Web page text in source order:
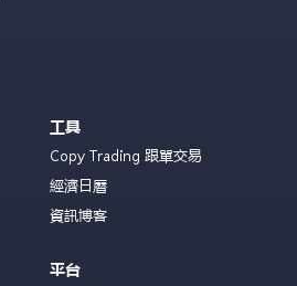
工具
Copy Trading 跟單交易
經濟日曆
資訊博客
平台